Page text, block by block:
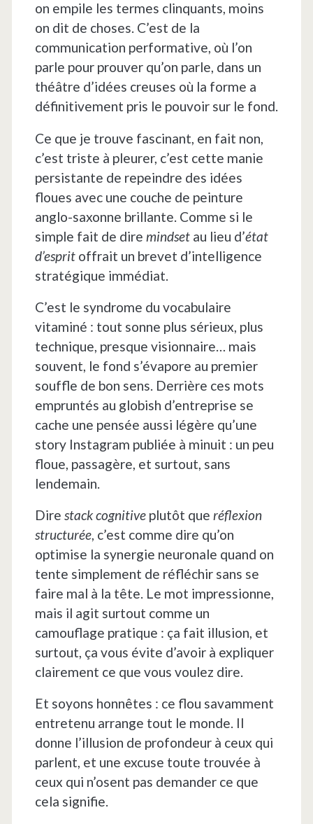
on empile les termes clinquants, moins
on dit de choses. C’est de la
communication performative, où l’on
parle pour prouver qu’on parle, dans un
théâtre d’idées creuses où la forme a
définitivement pris le pouvoir sur le fond.
Ce que je trouve fascinant, en fait non,
c’est triste à pleurer, c’est cette manie
persistante de repeindre des idées
floues avec une couche de peinture
anglo-saxonne brillante. Comme si le
simple fait de dire mindsetau lieu d’état
d’espritoffrait un brevet d’intelligence
stratégique immédiat.
C’est le syndrome du vocabulaire
vitaminé : tout sonne plus sérieux, plus
technique, presque visionnaire… mais
souvent, le fond s’évapore au premier
souffle de bon sens. Derrière ces mots
empruntés au globish d’entreprise se
cache une pensée aussi légère qu’une
story Instagram publiée à minuit : un peu
floue, passagère, et surtout, sans
lendemain.
Dire stack cognitiveplutôt que réflexion
structurée, c’est comme dire qu’on
optimise la synergie neuronale quand on
tente simplement de réfléchir sans se
faire mal à la tête. Le mot impressionne,
mais il agit surtout comme un
camouflage pratique : ça fait illusion, et
surtout, ça vous évite d’avoir à expliquer
clairement ce que vous voulez dire.
Et soyons honnêtes : ce flou savamment
entretenu arrange tout le monde. Il
donne l’illusion de profondeur à ceux qui
parlent, et une excuse toute trouvée à
ceux qui n’osent pas demander ce que
cela signifie.